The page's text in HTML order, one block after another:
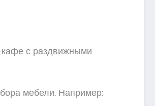
кафе с раздвижными
мебели. Например: